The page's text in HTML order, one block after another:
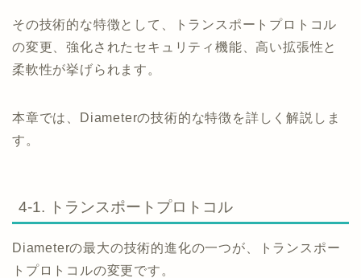
その技術的な特徴として、トランスポートプロトコル
の変更、強化されたセキュリティ機能、高い拡張性と
柔軟性が挙げられます。
本章では、Diameterの技術的な特徴を詳しく解説しま
す。
4-1. トランスポートプロトコル
Diameterの最大の技術的進化の一つが、トランスポー
トプロトコルの変更です。